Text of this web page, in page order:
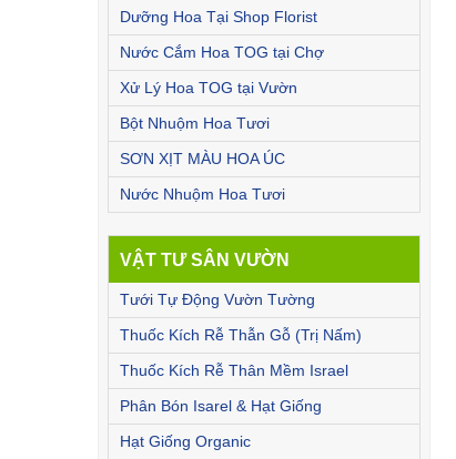
Dưỡng Hoa Tại Shop Florist
Nước Cắm Hoa TOG tại Chợ
Xử Lý Hoa TOG tại Vườn
Bột Nhuộm Hoa Tươi
SƠN XỊT MÀU HOA ÚC
Nước Nhuộm Hoa Tươi
VẬT TƯ SÂN VƯỜN
Tưới Tự Động Vườn Tường
Thuốc Kích Rễ Thẫn Gỗ (Trị Nấm)
Thuốc Kích Rễ Thân Mềm Israel
Phân Bón Isarel & Hạt Giống
Hạt Giống Organic